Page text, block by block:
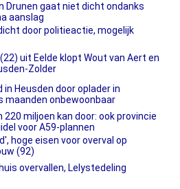
Drunen gaat niet dicht ondanks
aanslag
door politieactie, mogelijk
uit Eelde klopt Wout van Aert en
Zolder
in Heusden door oplader in
maanden onbewoonbaar
220 miljoen kan door: ook provincie
voor A59-plannen
hoge eisen voor overval op
(92)
overvallen, Lelystedeling